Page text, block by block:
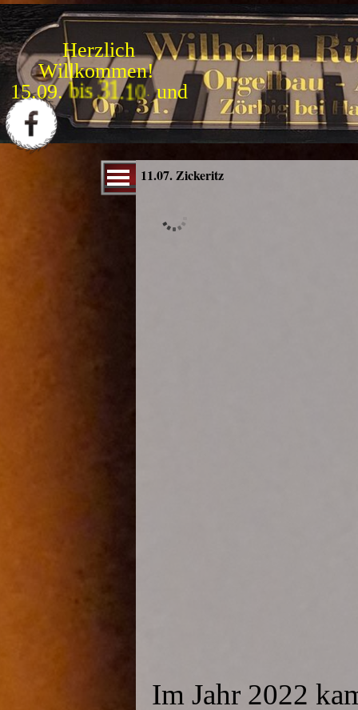
Direkt zum Seiteninhalt
Herzlich
Willkommen!
15.09. bis 31.10.
Menü überspringen11.07. Zickeritz
Im Jahr 2022